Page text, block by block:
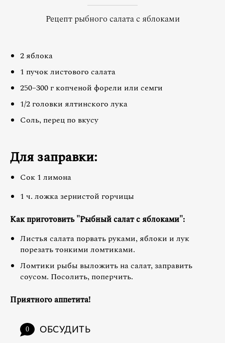
Рецепт рыбного салата с яблоками
2 яблока
1 пучок листового салата
250–300 г копченой форели или семги
1/2 головки ялтинского лука
Соль, перец по вкусу
Для заправки:
Сок 1 лимона
1 ч. ложка зернистой горчицы
Как приготовить "Рыбный салат с яблоками":
Листья салата порвать руками, яблоки и лук
порезать тонкими ломтиками.
Ломтики рыбы выложить на салат, заправить
соусом. Посолить, поперчить.
Приятного аппетита!
0 ОБСУДИТЬ